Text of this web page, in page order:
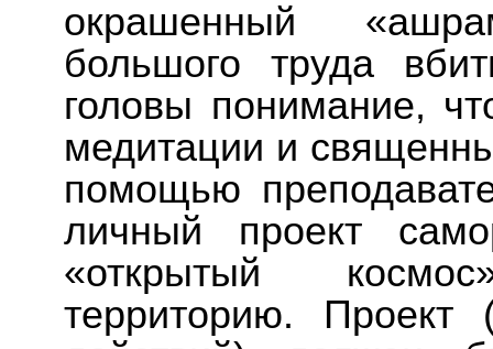
окрашенный
большого труда
головы понимание,
медитации и
помощью
личный проект
«открытый
территорию. Проект